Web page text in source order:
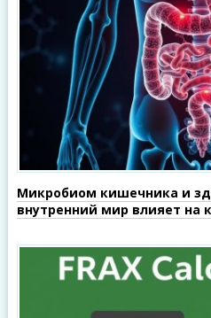
Микробиом кишечника и
внутренний мир влияет на